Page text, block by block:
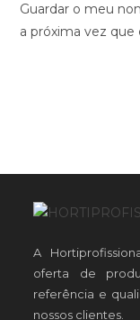
Guardar o meu
a próxima vez
A
oferta de
referência e
nossos clientes.